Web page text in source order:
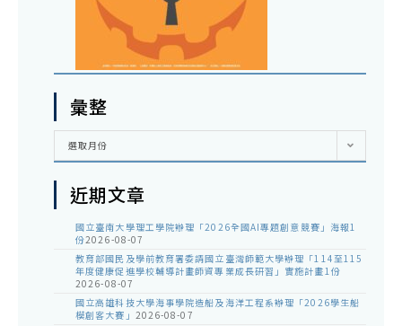
彙整
彙
選取月份
近期文章
國立臺南大學理工學院辦理「2026全國AI專題創意競賽」海報1
份2026-08-07
教育部國民及學前教育署委請國立臺灣師範大學辦理「114至115
年度健康促進學校輔導計畫師資專業成長研習」實施計畫1份
2026-08-07
國立高雄科技大學海事學院造船及海洋工程系辦理「2026學生船
模創客大賽」 2026-08-07